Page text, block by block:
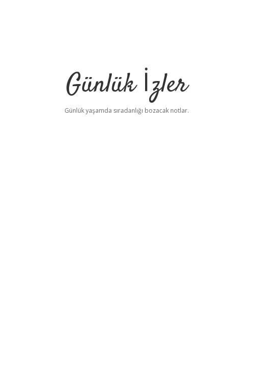
Günlük İzler
Günlük yaşamda sıradanlığı bozacak notlar.